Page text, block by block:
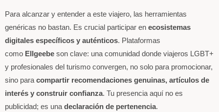
Para alcanzar y entender a este viajero, las herramientas
genéricas no bastan. Es crucial participar en ecosistemas
digitales específicos y auténticos. Plataformas
como Ellgeebe son clave: una comunidad donde viajeros LGBT+
y profesionales del turismo convergen, no solo para promocionar,
sino para compartir recomendaciones genuinas, artículos de
interés y construir confianza. Tu presencia aquí no es
publicidad; es una declaración de pertenencia.